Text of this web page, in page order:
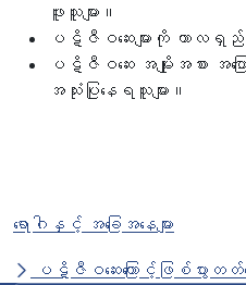
ဖူးသူများ။
ပဋိဇီဝဆေးများကို ကာလရှည်က
ပဋိဇီဝဆေး အမျိုးအစား အပ
အသုံးပြုနေရသူများ။
ရောဂါနှင့် အခြေအနေများ
ပဋိဇီဝဆေးကြောင့်ဖြစ်ပွားတတ်သေ